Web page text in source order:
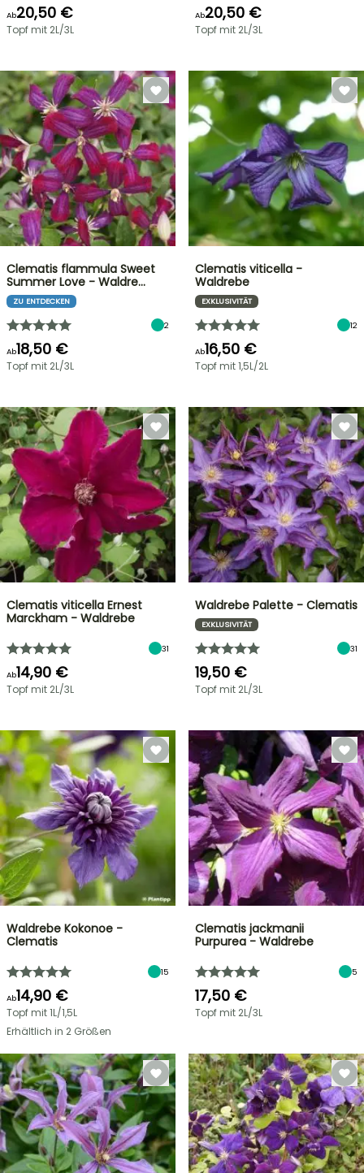
Ab20,50 €
Topf mit 2L/3L
Ab20,50 €
Topf mit 2L/3L
Clematis flammula Sweet
Summer Love - Waldre…
ZU ENTDECKEN
2
Ab18,50 €
Topf mit 2L/3L
Clematis viticella -
Waldrebe
EXKLUSIVITÄT
12
Ab16,50 €
Topf mit 1,5L/2L
Clematis viticella Ernest
Marckham - Waldrebe
31
Ab14,90 €
Topf mit 2L/3L
Waldrebe Palette - Clematis
EXKLUSIVITÄT
31
19,50 €
Topf mit 2L/3L
Waldrebe Kokonoe -
Clematis
15
Ab14,90 €
Topf mit 1L/1,5L
Erhältlich in 2 Größen
Clematis jackmanii
Purpurea - Waldrebe
5
17,50 €
Topf mit 2L/3L